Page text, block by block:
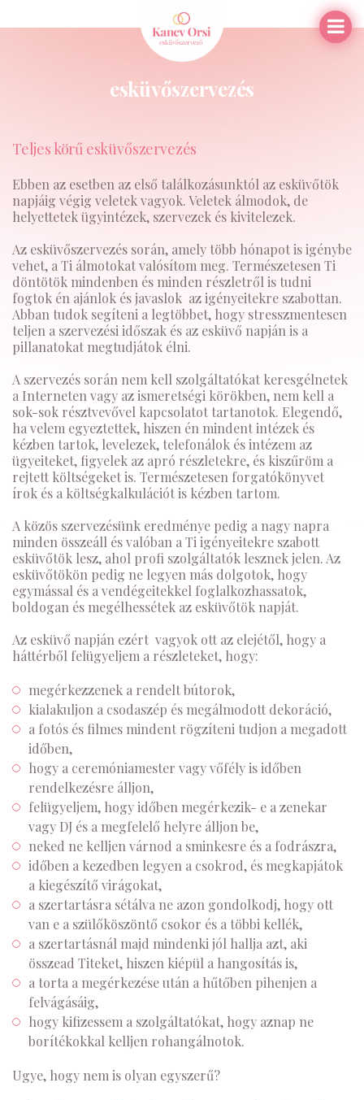
esküvőszervezés
Teljes körű esküvőszervezés
Ebben az esetben az első találkozásunktól az esküvőtök
napjáig végig veletek vagyok. Veletek álmodok, de
helyettetek ügyintézek, szervezek és kivitelezek.
Az esküvőszervezés során, amely több hónapot is igénybe
vehet, a Ti álmotokat valósítom meg. Természetesen Ti
döntötök mindenben és minden részletről is tudni
fogtok én ajánlok és javaslok az igényeitekre szabottan.
Abban tudok segíteni a legtöbbet, hogy stresszmentesen
teljen a szervezési időszak és az esküvő napján is a
pillanatokat megtudjátok élni.
A szervezés során nem kell szolgáltatókat keresgélnetek
a Interneten vagy az ismeretségi körökben, nem kell a
sok-sok résztvevővel kapcsolatot tartanotok. Elegendő,
ha velem egyeztettek, hiszen én mindent intézek és
kézben tartok, levelezek, telefonálok és intézem az
ügyeiteket, figyelek az apró részletekre, és kiszűröm a
rejtett költségeket is. Természetesen forgatókönyvet
írok és a költségkalkulációt is kézben tartom.
A közös szervezésünk eredménye pedig a nagy napra
minden összeáll és valóban a Ti igényeitekre szabott
esküvőtök lesz, ahol profi szolgáltatók lesznek jelen. Az
esküvőtökön pedig ne legyen más dolgotok, hogy
egymással és a vendégeitekkel foglalkozhassatok,
boldogan és megélhessétek az esküvőtök napját.
Az esküvő napján ezért vagyok ott az elejétől, hogy a
háttérből felügyeljem a részleteket, hogy:
megérkezzenek a rendelt bútorok,
kialakuljon a csodaszép és megálmodott dekoráció,
a fotós és filmes mindent rögzíteni tudjon a megadott
időben,
hogy a ceremóniamester vagy vőfély is időben
rendelkezésre álljon,
felügyeljem, hogy időben megérkezik- e a zenekar
vagy DJ és a megfelelő helyre álljon be,
neked ne kelljen várnod a sminkesre és a fodrászra,
időben a kezedben legyen a csokrod, és megkapjátok
a kiegészítő virágokat,
a szertartásra sétálva ne azon gondolkodj, hogy ott
van e a szülőköszöntő csokor és a többi kellék,
a szertartásnál majd mindenki jól hallja azt, aki
összead Titeket, hiszen kiépül a hangosítás is,
a torta a megérkezése után a hűtőben pihenjen a
felvágásáig,
hogy kifizessem a szolgáltatókat, hogy aznap ne
borítékokkal kelljen rohangálnotok.
Ugye, hogy nem is olyan egyszerű?